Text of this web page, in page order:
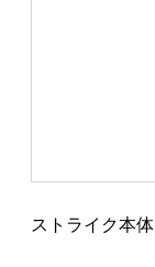
ストライク本体